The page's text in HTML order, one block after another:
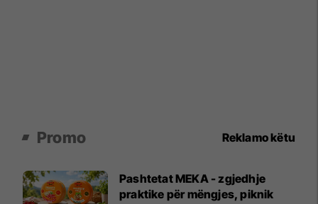
Promo Reklamo këtu
Pashtetat MEKA - zgjedhje
praktike për mëngjes, piknik